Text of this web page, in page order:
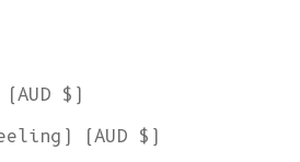
$)
(AUD $)